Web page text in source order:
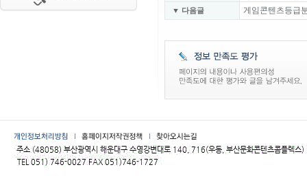
▼ 다음글 게임콘텐츠등급